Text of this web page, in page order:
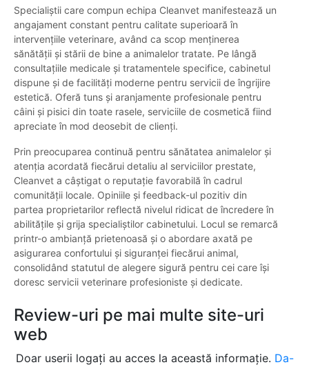
Specialiștii care compun echipa Cleanvet manifestează un
angajament constant pentru calitate superioară în
intervențiile veterinare, având ca scop menținerea
sănătății și stării de bine a animalelor tratate. Pe lângă
consultațiile medicale și tratamentele specifice, cabinetul
dispune și de facilități moderne pentru servicii de îngrijire
estetică. Oferă tuns și aranjamente profesionale pentru
câini și pisici din toate rasele, serviciile de cosmetică fiind
apreciate în mod deosebit de clienți.
Prin preocuparea continuă pentru sănătatea animalelor și
atenția acordată fiecărui detaliu al serviciilor prestate,
Cleanvet a câștigat o reputație favorabilă în cadrul
comunității locale. Opiniile și feedback-ul pozitiv din
partea proprietarilor reflectă nivelul ridicat de încredere în
abilitățile și grija specialiștilor cabinetului. Locul se remarcă
printr-o ambianță prietenoasă și o abordare axată pe
asigurarea confortului și siguranței fiecărui animal,
consolidând statutul de alegere sigură pentru cei care își
doresc servicii veterinare profesioniste și dedicate.
Review-uri pe mai multe site-uri
web
Doar userii logați au acces la această informație. Da-